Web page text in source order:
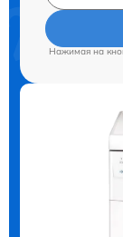
Нажимая на